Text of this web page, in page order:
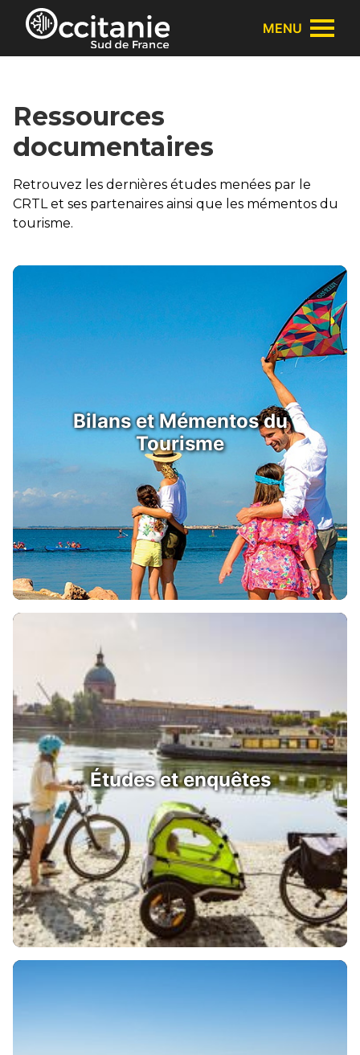
Panneau de gestion des cookies
MENU
Ressources
documentaires
Retrouvez les dernières études menées par le
CRTL et ses partenaires ainsi que les mémentos du
tourisme.
Bilans et Mémentos du
Tourisme
Études et enquêtes